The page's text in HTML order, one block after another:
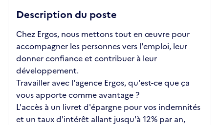
Description du poste
Chez Ergos, nous mettons tout en œuvre pour
accompagner les personnes vers l'emploi, leur
donner confiance et contribuer à leur
développement.
Travailler avec l'agence Ergos, qu'est-ce que ça
vous apporte comme avantage ?
L'accès à un livret d'épargne pour vos indemnités
et un taux d'intérêt allant jusqu'à 12% par an,